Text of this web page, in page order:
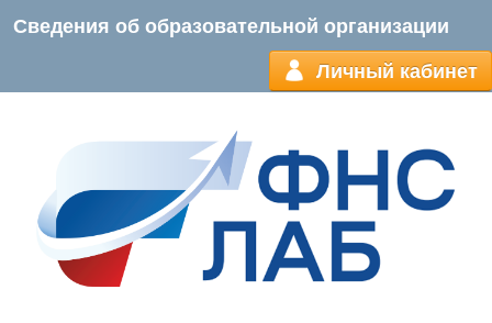
Сведения об образовательной организации
Личный кабинет